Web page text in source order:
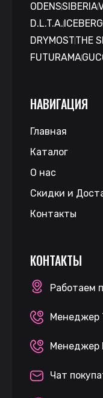
ODENSSIBERIA
D.L.T.A. ICEBERG
DRYMOSTTHE
FUTURAMA
НАВИГАЦИЯ
Главная
Каталог
О нас
Скидки и
Контакты
КОНТАКТЫ
Работаем
Менеджер
Менеджер
Чат